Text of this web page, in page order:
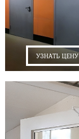
УЗНАТЬ ЦЕНУ